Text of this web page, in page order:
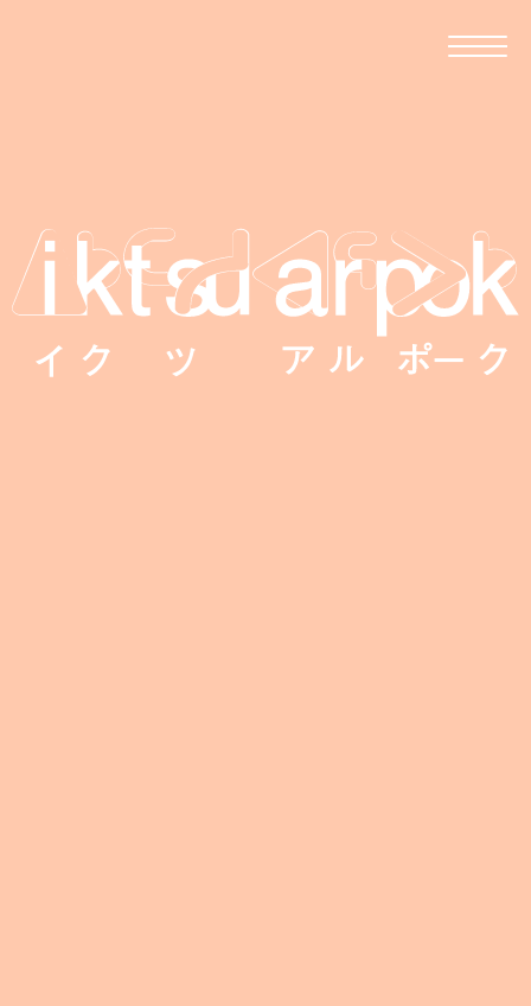
移住者が伝える、波佐見への移住